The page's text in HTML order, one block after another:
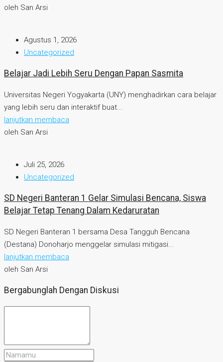
oleh San Arsi
Agustus 1, 2026
Uncategorized
Belajar Jadi Lebih Seru Dengan Papan Sasmita
Universitas Negeri Yogyakarta (UNY) menghadirkan cara belajar
yang lebih seru dan interaktif buat...
lanjutkan membaca
oleh San Arsi
Juli 25, 2026
Uncategorized
SD Negeri Banteran 1 Gelar Simulasi Bencana, Siswa
Belajar Tetap Tenang Dalam Kedaruratan
SD Negeri Banteran 1 bersama Desa Tangguh Bencana
(Destana) Donoharjo menggelar simulasi mitigasi...
lanjutkan membaca
oleh San Arsi
Bergabunglah Dengan Diskusi